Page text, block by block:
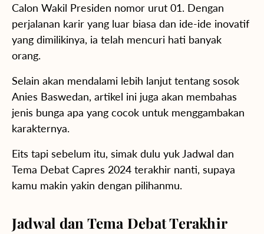
Calon Wakil Presiden nomor urut 01. Dengan
perjalanan karir yang luar biasa dan ide-ide inovatif
yang dimilikinya, ia telah mencuri hati banyak
orang.
Selain akan mendalami lebih lanjut tentang sosok
Anies Baswedan, artikel ini juga akan membahas
jenis bunga apa yang cocok untuk menggambakan
karakternya.
Eits tapi sebelum itu, simak dulu yuk Jadwal dan
Tema Debat Capres 2024 terakhir nanti, supaya
kamu makin yakin dengan pilihanmu.
Jadwal dan Tema Debat Terakhir